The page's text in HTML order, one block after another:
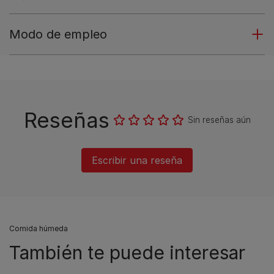
Modo de empleo
Reseñas Sin reseñas aún
Escribir una reseña
Comida húmeda
También te puede interesar